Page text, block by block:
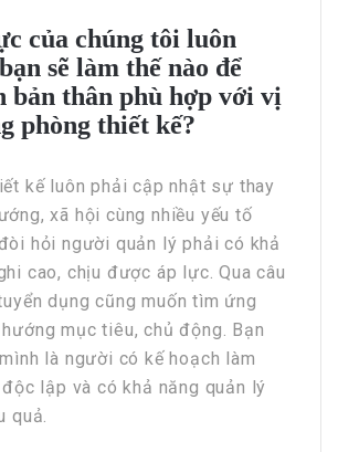
của chúng tôi luôn
sẽ làm thế nào để
bản thân phù hợp với vị
phòng thiết kế?
kế luôn phải cập nhật sự thay
xã hội cùng nhiều yếu tố
hỏi người quản lý phải có khả
cao, chịu được áp lực. Qua câu
dụng cũng muốn tìm ứng
mục tiêu, chủ động. Bạn
là người có kế hoạch làm
lập và có khả năng quản lý
quả.